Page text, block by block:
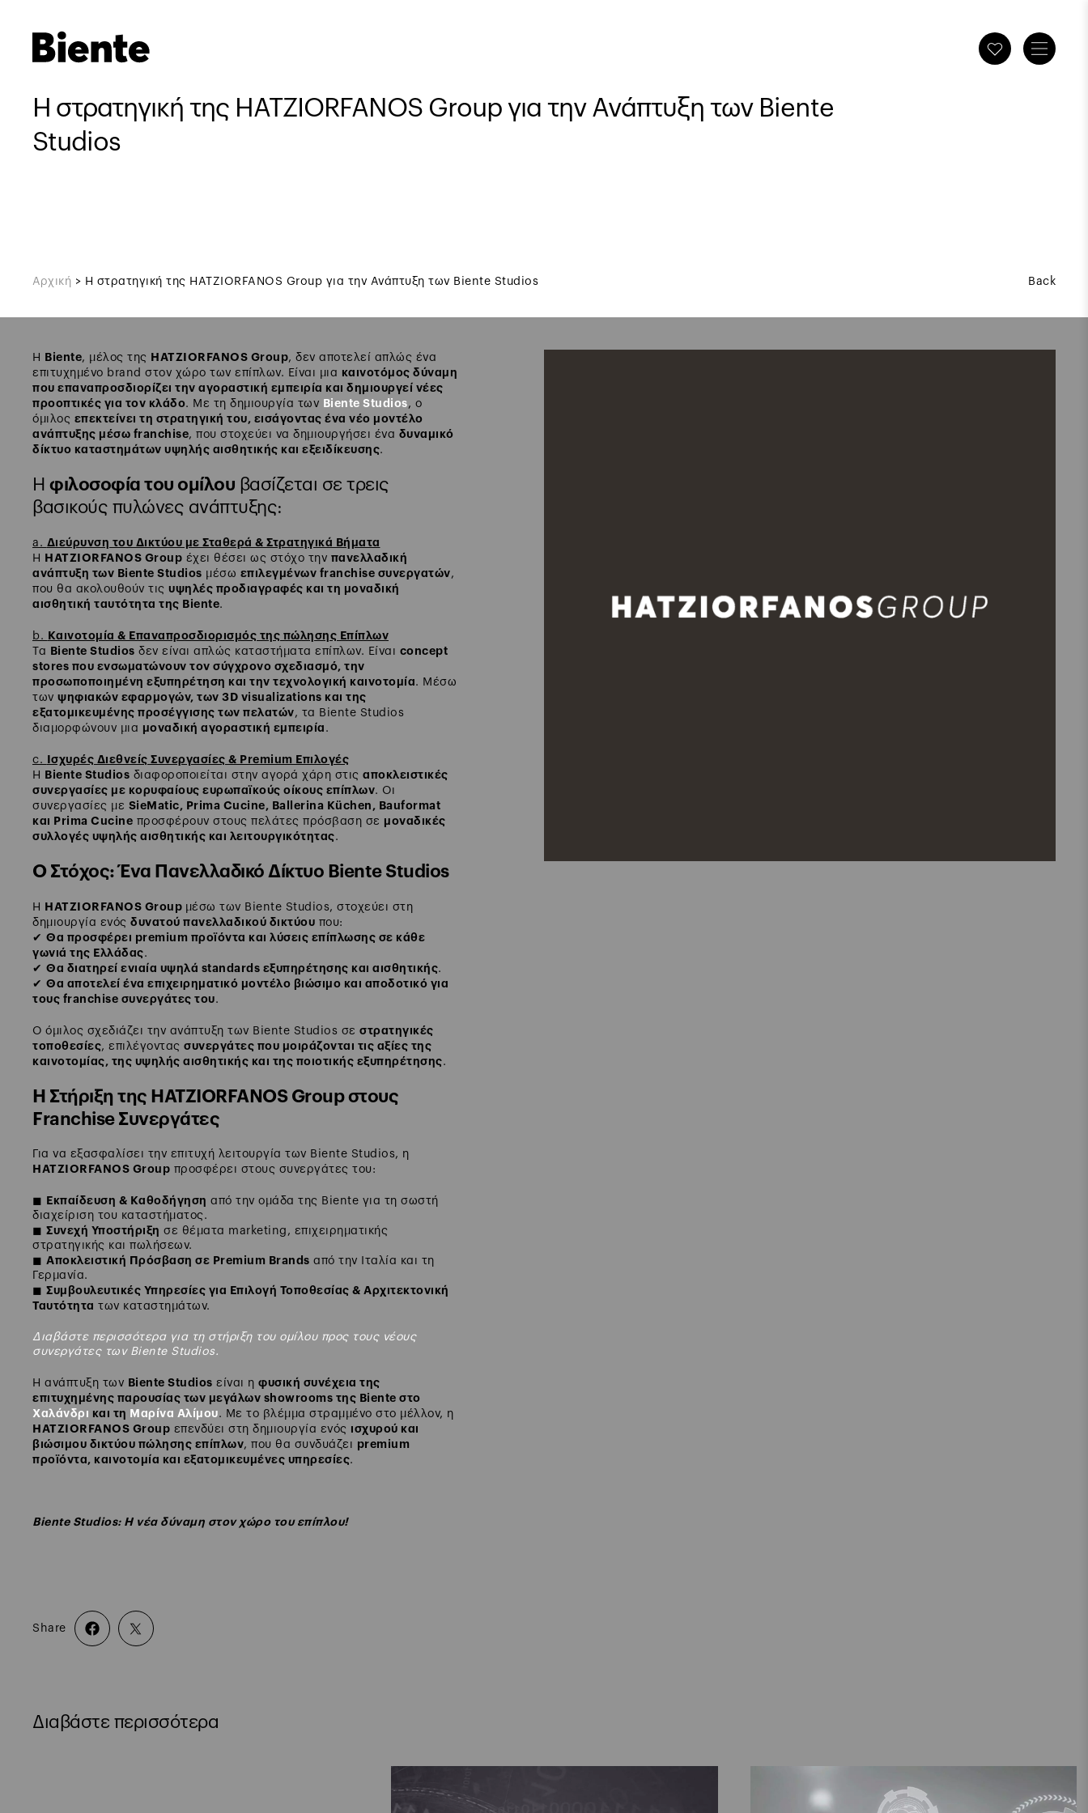
Η στρατηγική της HATZIORFANOS Group για την Ανάπτυξη των Biente
Studios
Αρχική > Η στρατηγική της HATZIORFANOS Group για την Ανάπτυξη των Biente Studios Back
Η Biente, μέλος της HATZIORFANOS Group, δεν αποτελεί απλώς ένα
επιτυχημένο brand στον χώρο των επίπλων. Είναι μια καινοτόμος δύναμη
που επαναπροσδιορίζει την αγοραστική εμπειρία και δημιουργεί νέες
προοπτικές για τον κλάδο. Με τη δημιουργία των Biente Studios, ο
όμιλος επεκτείνει τη στρατηγική του, εισάγοντας ένα νέο μοντέλο
ανάπτυξης μέσω franchise, που στοχεύει να δημιουργήσει ένα δυναμικό
δίκτυο καταστημάτων υψηλής αισθητικής και εξειδίκευσης.
Η φιλοσοφία του ομίλου βασίζεται σε τρεις
βασικούς πυλώνες ανάπτυξης:
a. Διεύρυνση του Δικτύου με Σταθερά & Στρατηγικά Βήματα
Η
HATZIORFANOS Group έχει θέσει ως στόχο την πανελλαδική
ανάπτυξη των Biente Studios μέσω επιλεγμένων franchise συνεργατών,
που θα ακολουθούν τις υψηλές προδιαγραφές και τη μοναδική
αισθητική ταυτότητα της Biente.
b.
Καινοτομία & Επαναπροσδιορισμός της πώλησης Επίπλων
Τα
Biente Studios δεν είναι απλώς καταστήματα επίπλων. Είναι concept
stores που ενσωματώνουν τον σύγχρονο σχεδιασμό, την
προσωποποιημένη εξυπηρέτηση και την τεχνολογική καινοτομία. Μέσω
των ψηφιακών εφαρμογών, των 3D visualizations και της
εξατομικευμένης προσέγγισης των πελατών, τα Biente Studios
διαμορφώνουν μια μοναδική αγοραστική εμπειρία .
c.
Ισχυρές Διεθνείς Συνεργασίες & Premium Επιλογές
Η
Biente Studios διαφοροποιείται στην αγορά χάρη στις αποκλειστικές
συνεργασίες με κορυφαίους ευρωπαϊκούς οίκους επίπλων. Οι
συνεργασίες με SieMatic, Prima Cucine, Ballerina Küchen, Bauformat
και Prima Cucine προσφέρουν στους πελάτες πρόσβαση σε μοναδικές
συλλογές υψηλής αισθητικής και λειτουργικότητας.
Ο Στόχος: Ένα Πανελλαδικό Δίκτυο Biente Studios
Η HATZIORFANOS Group μέσω των Biente Studios, στοχεύει στη
δημιουργία ενός δυνατού πανελλαδικού δικτύου που:
✔ Θα προσφέρει premium προϊόντα και λύσεις επίπλωσης σε κάθε
γωνιά της Ελλάδας.
✔ Θα διατηρεί ενιαία υψηλά standards εξυπηρέτησης και αισθητικής.
✔ Θα αποτελεί ένα επιχειρηματικό μοντέλο βιώσιμο και αποδοτικό για
τους franchise συνεργάτες του.
Ο όμιλος σχεδιάζει την ανάπτυξη των Biente Studios σε στρατηγικές
τοποθεσίες, επιλέγοντας συνεργάτες που μοιράζονται τις αξίες της
καινοτομίας, της υψηλής αισθητικής και της ποιοτικής εξυπηρέτησης.
Η Στήριξη της HATZIORFANOS Group στους
Franchise Συνεργάτες
Για να εξασφαλίσει την επιτυχή λειτουργία των Biente Studios, η
HATZIORFANOS Group προσφέρει στους συνεργάτες του:
◼ Εκπαίδευση & Καθοδήγηση από την ομάδα της Biente για τη σωστή
διαχείριση του καταστήματος.
◼ Συνεχή Υποστήριξη σε θέματα marketing, επιχειρηματικής
στρατηγικής και πωλήσεων.
◼ Αποκλειστική Πρόσβαση σε Premium Brands από την Ιταλία και τη
Γερμανία.
◼ Συμβουλευτικές Υπηρεσίες για Επιλογή Τοποθεσίας & Αρχιτεκτονική
Ταυτότητα των καταστημάτων.
Διαβάστε περισσότερα για τη στήριξη του ομίλου προς τους νέους
συνεργάτες των Biente Studios.
Η ανάπτυξη των Biente Studios είναι η φυσική συνέχεια της
επιτυχημένης παρουσίας των μεγάλων showrooms της Biente στο
Χαλάνδρι και τη Μαρίνα Αλίμου. Με το βλέμμα στραμμένο στο μέλλον, η
HATZIORFANOS Group επενδύει στη δημιουργία ενός ισχυρού και
βιώσιμου δικτύου πώλησης επίπλων, που θα συνδυάζει premium
προϊόντα, καινοτομία και εξατομικευμένες υπηρεσίες.
Biente Studios: Η νέα δύναμη στον χώρο του επίπλου!
Share
Διαβάστε περισσότερα